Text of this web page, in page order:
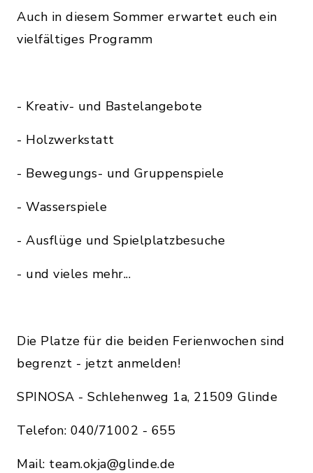
Auch in diesem Sommer erwartet euch ein
vielfältiges Programm
- Kreativ- und Bastelangebote
- Holzwerkstatt
- Bewegungs- und Gruppenspiele
- Wasserspiele
- Ausflüge und Spielplatzbesuche
- und vieles mehr...
Die Platze für die beiden Ferienwochen sind
begrenzt - jetzt anmelden!
SPINOSA - Schlehenweg 1a, 21509 Glinde
Telefon: 040/71002 - 655
Mail: team.okja@glinde.de